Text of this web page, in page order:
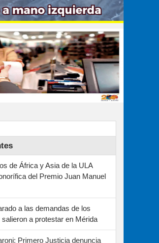
de África y Asia de la ULA
del Premio Juan Manuel
a las demandas de los
a protestar en Mérida
Primero Justicia denuncia